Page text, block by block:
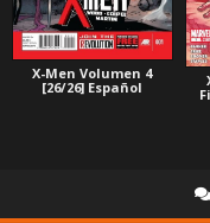
X-Men Volumen 4
[26/26] Español